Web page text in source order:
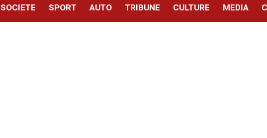
SOCIETE SPORT AUTO TRIBUNE CULTURE MEDIA